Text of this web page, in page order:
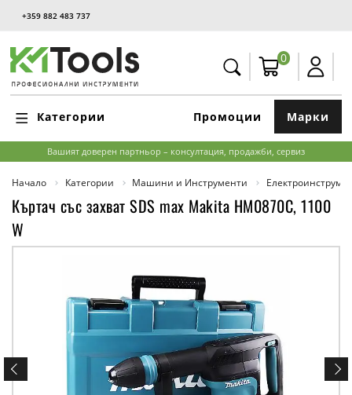
+359 882 483 737
0
Категории Марки
Промоции
Вашият доверен партньор – консултация, продажби, сервиз
Начало Категории Машини и Инструменти
Къртач със захват SDS max Makita HM0870C, 1100
W